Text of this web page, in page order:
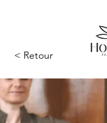
< Retour